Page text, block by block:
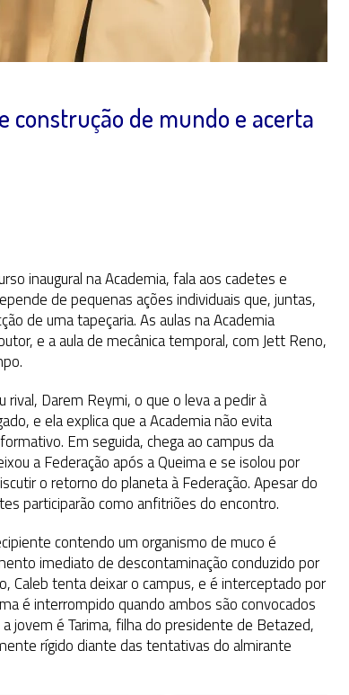
construção de mundo e acerta
inaugural na Academia, fala aos cadetes e
de pequenas ações individuais que, juntas,
de uma tapeçaria. As aulas na Academia
e a aula de mecânica temporal, com Jett Reno,
Darem Reymi, o que o leva a pedir à
e ela explica que a Academia não evita
Em seguida, chega ao campus da
a Federação após a Queima e se isolou por
o retorno do planeta à Federação. Apesar do
participarão como anfitriões do encontro.
contendo um organismo de muco é
imediato de descontaminação conduzido por
Caleb tenta deixar o campus, e é interceptado por
é interrompido quando ambos são convocados
jovem é Tarima, filha do presidente de Betazed,
rígido diante das tentativas do almirante